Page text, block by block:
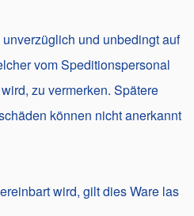
und unbedingt auf
vom Speditionspersonal
zu vermerken. Spätere
können nicht anerkannt
wird, gilt dies Ware las